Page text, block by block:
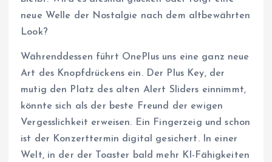
neue Welle der Nostalgie nach dem altbewährten
Look?
Währenddessen führt OnePlus uns eine ganz neue
Art des Knopfdrückens ein. Der Plus Key, der
mutig den Platz des alten Alert Sliders einnimmt,
könnte sich als der beste Freund der ewigen
Vergesslichkeit erweisen. Ein Fingerzeig und schon
ist der Konzerttermin digital gesichert. In einer
Welt, in der der Toaster bald mehr KI-Fähigkeiten